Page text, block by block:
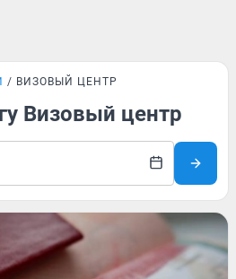
ВИЗОВЫЙ ЦЕНТР
Визовый центр